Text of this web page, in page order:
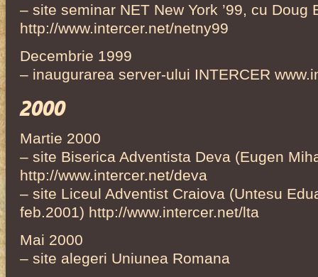
– site seminar NET New York ’99, cu Doug
http://www.intercer.net/netny99
Decembrie 1999
– inaugurarea server-ului INTERCER
2000
Martie 2000
– site Biserica Adventista Deva (Eugen
http://www.intercer.net/deva
– site Liceul Adventist Craiova (Untesu
feb.2001) http://www.intercer.net/lta
Mai 2000
– site alegeri Uniunea Romana